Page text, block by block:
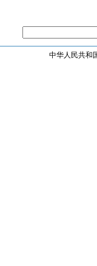
中华人民共和